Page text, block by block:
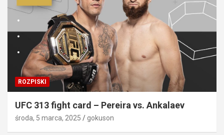
ROZPISKI
UFC 313 fight card – Pereira vs. Ankalaev
środa, 5 marca, 2025 gokuson